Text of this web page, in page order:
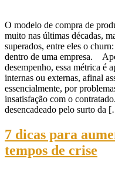
O modelo de compra de
muito nas últimas décadas,
superados, entre eles o
dentro de uma empresa.
desempenho, essa métrica é
internas ou externas, afinal
essencialmente, por
insatisfação com o
desencadeado pelo surto da
7 dicas para
tempos de crise